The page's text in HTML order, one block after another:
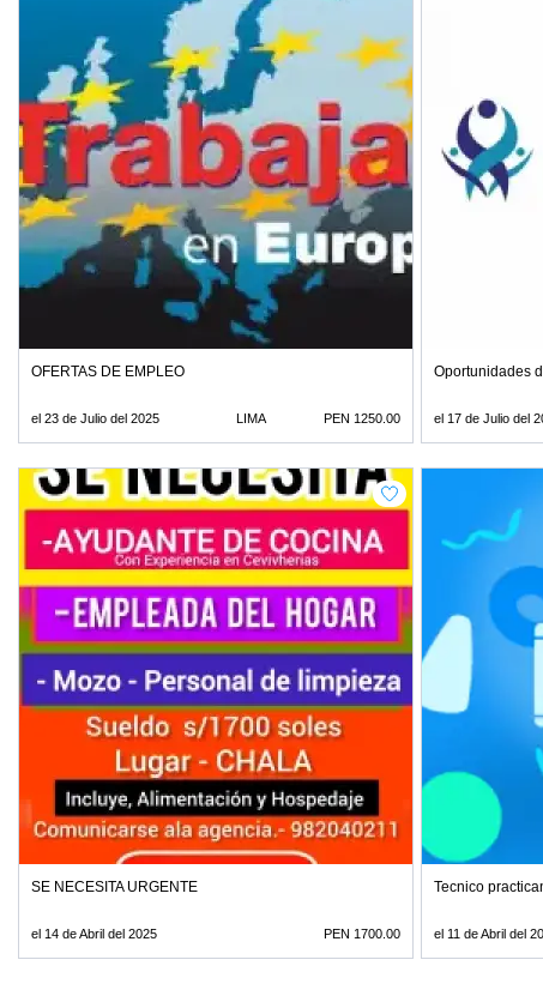
OFERTAS DE EMPLEO
el 23 de Julio del 2025 LIMA PEN 1250.00
Oportunidades
el 17 de Julio del
SE NECESITA URGENTE
el 14 de Abril del 2025 PEN 1700.00
Tecnico
el 11 de Abril del